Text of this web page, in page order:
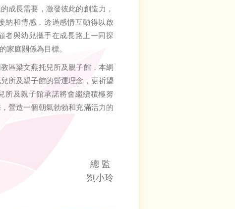
成長需要，激發彼此的創造力，
納和情感，透過感情互動得以啟
者與幼兒攜手在成長路上一同探
家庭關係為目標。
區梁文燕托兒所及親子館，本網
所及親子館的營運理念，更祈望
所及親子館承諾將會繼續積極努
營造一個朝氣勃勃和充滿活力的
總 監
劉小玲